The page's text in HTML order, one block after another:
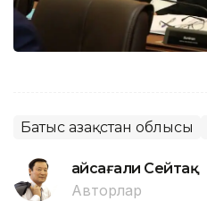
Батыс Қазақстан облысы
Ғайсағали Сейтақ
Авторлар